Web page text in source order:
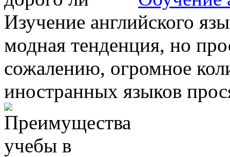
Изучение английского
модная тенденция, но
сожалению, огромное
иностранных языков